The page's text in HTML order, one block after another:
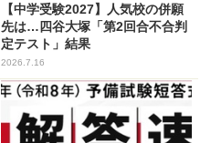
【中学受験2027】人気校の併願
先は…四谷大塚「第2回合不合判
定テスト」結果
2026.7.16